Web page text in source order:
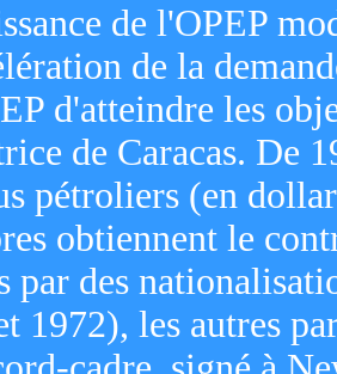
de l'OPEP
de la
d'atteindre les
de Caracas. De
pétroliers (en
obtiennent le
par des
1972), les autres